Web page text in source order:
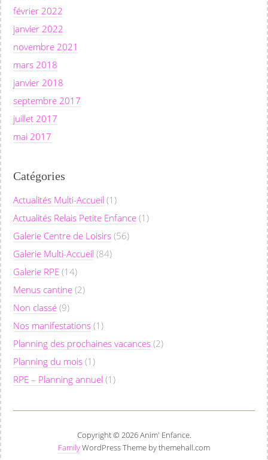
février 2022
janvier 2022
novembre 2021
mars 2018
janvier 2018
septembre 2017
juillet 2017
mai 2017
Catégories
Actualités Multi-Accueil (1)
Actualités Relais Petite Enfance (1)
Galerie Centre de Loisirs (56)
Galerie Multi-Accueil (84)
Galerie RPE (14)
Menus cantine (2)
Non classé (9)
Nos manifestations (1)
Planning des prochaines vacances (2)
Planning du mois (1)
RPE – Planning annuel (1)
Copyright © 2026 Anim' Enfance.
FamilyWordPress Theme by themehall.com